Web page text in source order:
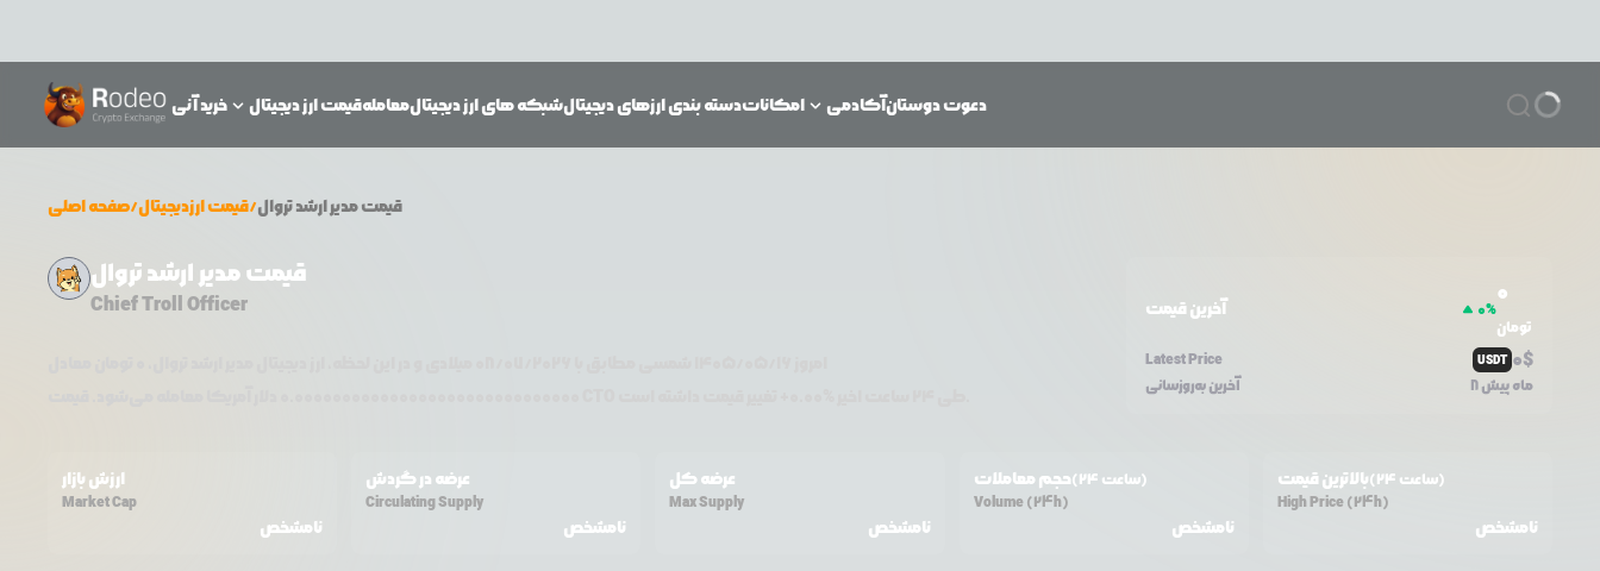
خرید آنی قیمت ارز دیجیتالمعاملهشبکه‌ های ارز دیجیتالدسته بندی ارزهای دیجیتالامکانات آکادمیدعوت دوستان
صفحه اصلی/قیمت ارزدیجیتال/ قیمتمدیر ارشد تروال
قیمت مدیر ارشد تروال
Chief Troll Officer آخرین قیمت 0%
0
تومان
Latest Price
USDT 0$
آخرین به‌روزسانی 8 ماه پیش
ارزش بازار
Market Cap
نامشخص
عرضه در گردش
Circulating Supply
نامشخص
عرضه کل
Max Supply
نامشخص
حجم معاملات
(24 ساعت)
Volume (24h)
نامشخص
بالاترین قیمت
(24 ساعت)
High Price (24h)
نامشخص